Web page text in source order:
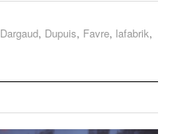
Dargaud, Dupuis, Favre, lafabrik,